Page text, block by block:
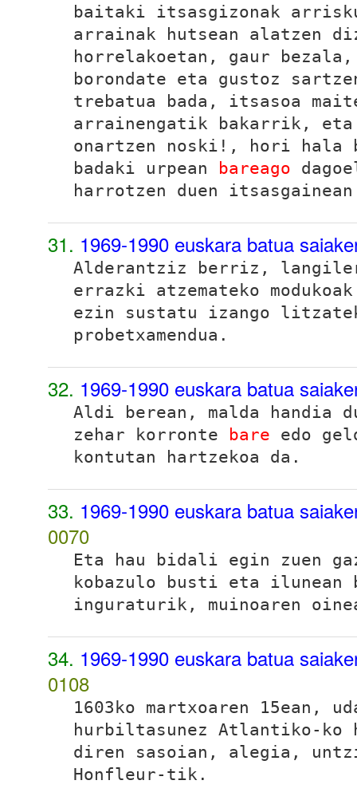
baitaki itsasgizonak
arrainak hutsean alatzen
horrelakoetan, gaur
borondate eta gustoz
trebatua bada, itsasoa
arrainengatik bakarrik, eta
onartzen noski!, hori hala
badaki urpean bareago
harrotzen duen
31. 1969-1990 euskara batua
Alderantziz berriz,
errazki atzemateko
ezin sustatu izango
probetxamendua.
32. 1969-1990 euskara batua
Aldi berean, malda handia
zehar korronte bare edo
kontutan hartzekoa da.
33. 1969-1990 euskara batua
0070
Eta hau bidali egin zuen
kobazulo busti eta
inguraturik, muinoaren
34. 1969-1990 euskara batua
0108
1603ko martxoaren 15ean,
hurbiltasunez Atlantiko-
diren sasoian, alegia,
Honfleur-tik.